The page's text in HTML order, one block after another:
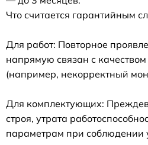
Что считается гарантийным
Для работ: Повторное
напрямую связан с
(например, некорректный
Для комплектующих:
строя, утрата
параметрам при соблюдении